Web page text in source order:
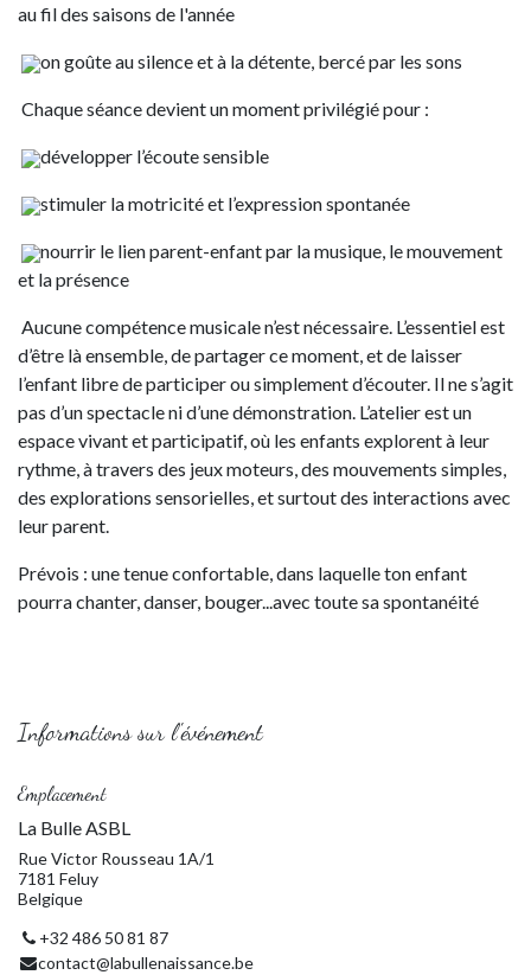
au fil des saisons de l'année
on goûte au silence et à la détente, bercé par les sons
Chaque séance devient un moment privilégié pour :
développer l’écoute sensible
stimuler la motricité et l’expression spontanée
nourrir le lien parent-enfant par la musique, le mouvement
et la présence
Aucune compétence musicale n’est nécessaire. L’essentiel est
d’être là ensemble, de partager ce moment, et de laisser
l’enfant libre de participer ou simplement d’écouter. Il ne s’agit
pas d’un spectacle ni d’une démonstration. L’atelier est un
espace vivant et participatif, où les enfants explorent à leur
rythme, à travers des jeux moteurs, des mouvements simples,
des explorations sensorielles, et surtout des interactions avec
leur parent.
Prévois : une tenue confortable, dans laquelle ton enfant
pourra chanter, danser, bouger...avec toute sa spontanéité
Informations sur l'événement
Emplacement
La Bulle ASBL
Rue Victor Rousseau 1A/1
7181 Feluy
Belgique
+32 486 50 81 87
contact@labullenaissance.be